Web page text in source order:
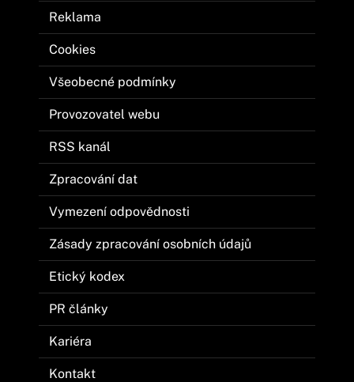
Reklama
Cookies
Všeobecné podmínky
Provozovatel webu
RSS kanál
Zpracování dat
Vymezení odpovědnosti
Zásady zpracování osobních údajů
Etický kodex
PR články
Kariéra
Kontakt